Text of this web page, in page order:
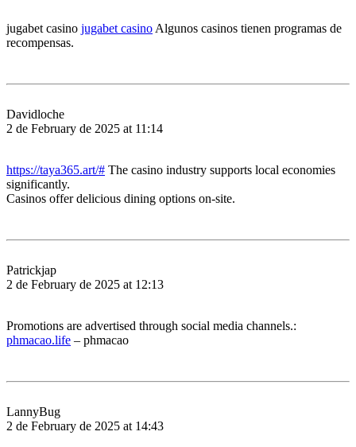
jugabet casino jugabet casino Algunos casinos tienen programas de
recompensas.
Davidloche
2 de February de 2025 at 11:14
https://taya365.art/# The casino industry supports local economies
significantly.
Casinos offer delicious dining options on-site.
Patrickjap
2 de February de 2025 at 12:13
Promotions are advertised through social media channels.:
phmacao.life – phmacao
LannyBug
2 de February de 2025 at 14:43